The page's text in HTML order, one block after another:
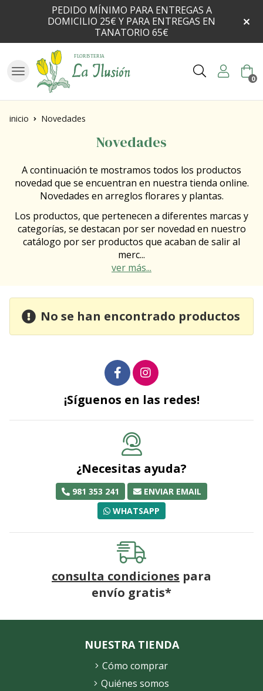
PEDIDO MÍNIMO PARA ENTREGAS A
DOMICILIO 25€ Y PARA ENTREGAS EN
TANATORIO 65€
Buscar 0
inicio Novedades
Novedades
A continuación te mostramos todos los productos
novedad que se encuentran en nuestra tienda online.
Novedades en arreglos florares y plantas.
Los productos, que pertenecen a diferentes marcas y
categorías, se destacan por ser novedad en nuestro
catálogo por ser productos que acaban de salir al
merc...
ver más...
No se han encontrado productos
¡Síguenos en las redes!
¿Necesitas ayuda?
981 353 241
ENVIAR EMAIL
WHATSAPP
consulta condiciones para
envío gratis*
NUESTRA TIENDA
Cómo comprar
Quiénes somos